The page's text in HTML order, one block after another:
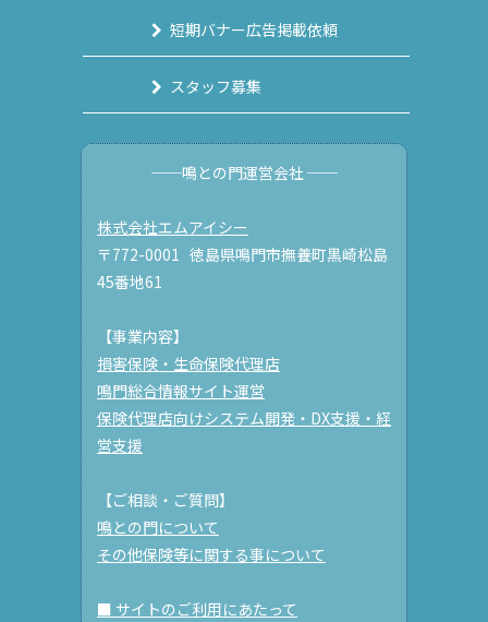
短期バナー広告掲載依頼
スタッフ募集
──鳴との門運営会社 ──
株式会社エムアイシー
〒772-0001 徳島県鳴門市撫養町黒崎松島
45番地61
【事業内容】
損害保険・生命保険代理店
鳴門総合情報サイト運営
保険代理店向けシステム開発・DX支援・経
営支援
【ご相談・ご質問】
鳴との門について
その他保険等に関する事について
■ サイトのご利用にあたって